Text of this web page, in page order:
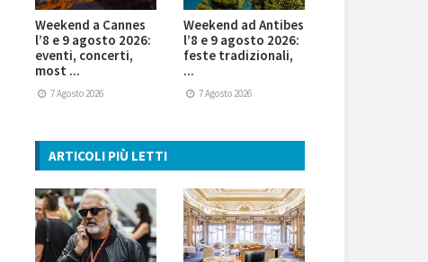
Weekend a Cannes
l’8 e 9 agosto 2026:
eventi, concerti,
most ...
7 Agosto 2026
Weekend ad Antibes
l’8 e 9 agosto 2026:
feste tradizionali,
...
7 Agosto 2026
ARTICOLI PIÙ LETTI